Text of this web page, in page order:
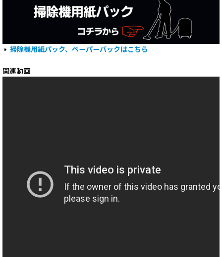
掃除機用紙パック、ペーパーバックはこちら
関連動画